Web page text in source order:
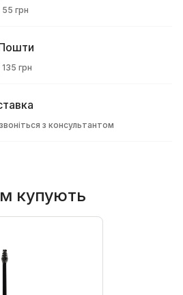
55 грн
135 грн
з консультантом
купують